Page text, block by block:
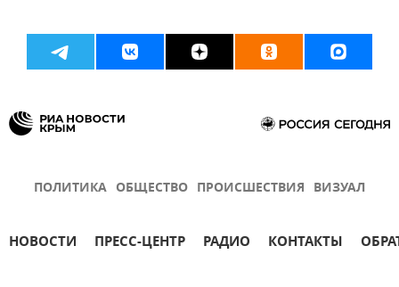
ПОЛИТИКА ОБЩЕСТВО ПРОИСШЕСТВИЯ ВИЗУАЛ
НОВОСТИ ПРЕСС-ЦЕНТР РАДИО КОНТАКТЫ